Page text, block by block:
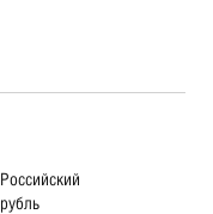
Российский
рубль